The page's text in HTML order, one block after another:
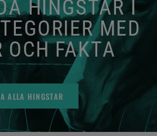
HINGSTAR I
MED
OCH FAKTA
ALLA HINGSTAR